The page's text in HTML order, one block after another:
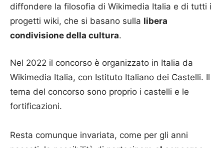
diffondere la filosofia di Wikimedia Italia e di tutti i
progetti wiki, che si basano sulla libera
condivisione della cultura.
Nel 2022 il concorso è organizzato in Italia da
Wikimedia Italia, con Istituto Italiano dei Castelli. Il
tema del concorso sono proprio i castelli e le
fortificazioni.
Resta comunque invariata, come per gli anni